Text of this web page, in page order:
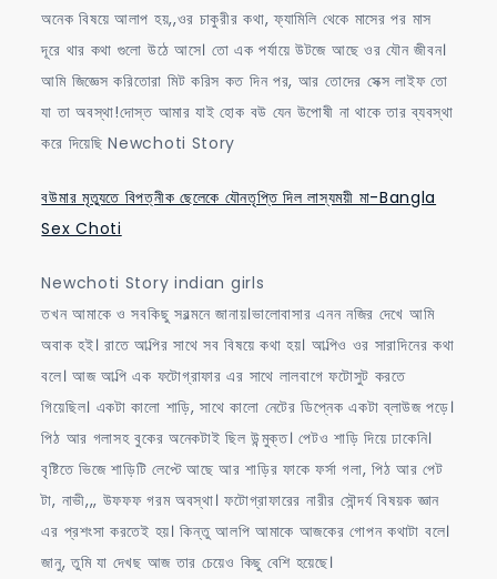
অনেক বিষয়ে আলাপ হয়,,ওর চাকুরীর কথা, ফ্যামিলি থেকে মাসের পর মাস
দূরে থার কথা গুলো উঠে আসে। তো এক পর্যায়ে উটজে আছে ওর যৌন জীবন।
আমি জিজ্ঞেস করিতোরা মিট করিস কত দিন পর, আর তোদের সেক্স লাইফ তো
যা তা অবস্থা!দোস্ত আমার যাই হোক বউ যেন উপোষী না থাকে তার ব্যবস্থা
করে দিয়েছি Newchoti Story
বউমার মৃত্যুতে বিপত্নীক ছেলেকে যৌনতৃপ্তি দিল লাস্যময়ী মা-Bangla
Sex Choti
Newchoti Story indian girls
তখন আমাকে ও সবকিছু সরল্মনে জানায়।ভালোবাসার এনন নজির দেখে আমি
অবাক হই। রাতে আল্পির সাথে সব বিষয়ে কথা হয়। আল্পিও ওর সারাদিনের কথা
বলে। আজ আল্পি এক ফটোগ্রাফার এর সাথে লালবাগে ফটোসুট করতে
গিয়েছিল। একটা কালো শাড়ি, সাথে কালো নেটের ডিপ্নেক একটা ব্লাউজ পড়ে।
পিঠ আর গলাসহ বুকের অনেকটাই ছিল উন্মুক্ত। পেটও শাড়ি দিয়ে ঢাকেনি।
বৃষ্টিতে ভিজে শাড়িটি লেপ্টে আছে আর শাড়ির ফাকে ফর্সা গলা, পিঠ আর পেট
টা, নাভী,,, উফফফ গরম অবস্থা। ফটোগ্রাফারের নারীর সৌন্দর্য বিষয়ক জ্ঞান
এর প্রশংসা করতেই হয়। কিন্তু আলপি আমাকে আজকের গোপন কথাটা বলে।
জানু, তুমি যা দেখছ আজ তার চেয়েও কিছু বেশি হয়েছে।